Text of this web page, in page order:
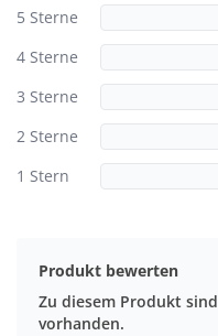
5 Sterne
4 Sterne
3 Sterne
2 Sterne
1 Stern
Produkt bewerten
Zu diesem Produkt
vorhanden.